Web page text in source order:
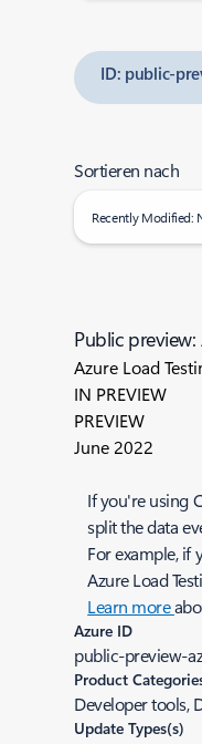
ID: public-
Sortieren nach
Recently Modified:
Public
Azure Load
IN PREVIEW
PREVIEW
June 2022
If you're using
split the data
For example, if
Azure Load
Learn more
Azure ID
public-preview-
Product
Developer tools,
Update Types(s)